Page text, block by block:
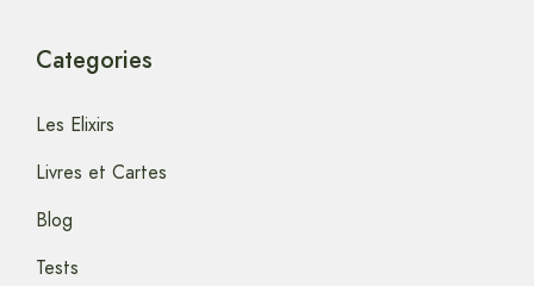
Categories
Les Elixirs
Livres et Cartes
Blog
Tests